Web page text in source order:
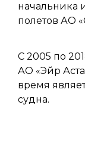
начальника
полетов АО
С 2005 по
АО «Эйр
время
судна.